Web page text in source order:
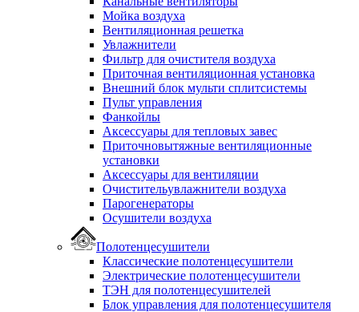
Мойка воздуха
Вентиляционная решетка
Увлажнители
Фильтр для очистителя воздуха
Приточная вентиляционная установка
Внешний блок мульти сплитсистемы
Пульт управления
Фанкойлы
Аксессуары для тепловых завес
Приточновытяжные вентиляционные
установки
Аксессуары для вентиляции
Очистительувлажнители воздуха
Парогенераторы
Осушители воздуха
Полотенцесушители
Классические полотенцесушители
Электрические полотенцесушители
ТЭН для полотенцесушителей
Блок управления для полотенцесушителя